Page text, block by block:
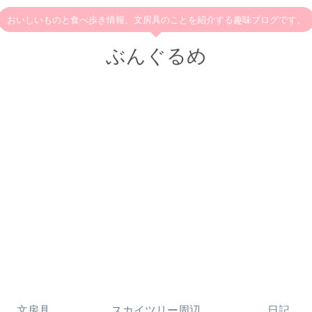
おいしいものと食べ歩き情報、文房具のことを紹介する趣味ブログです。
ぶんぐるめ